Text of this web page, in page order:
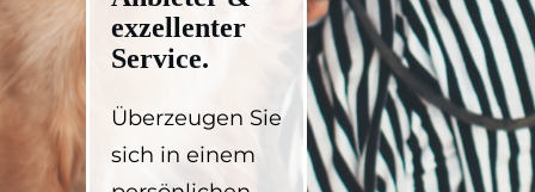
exzellenter
Service.
Überzeugen Sie
sich in einem